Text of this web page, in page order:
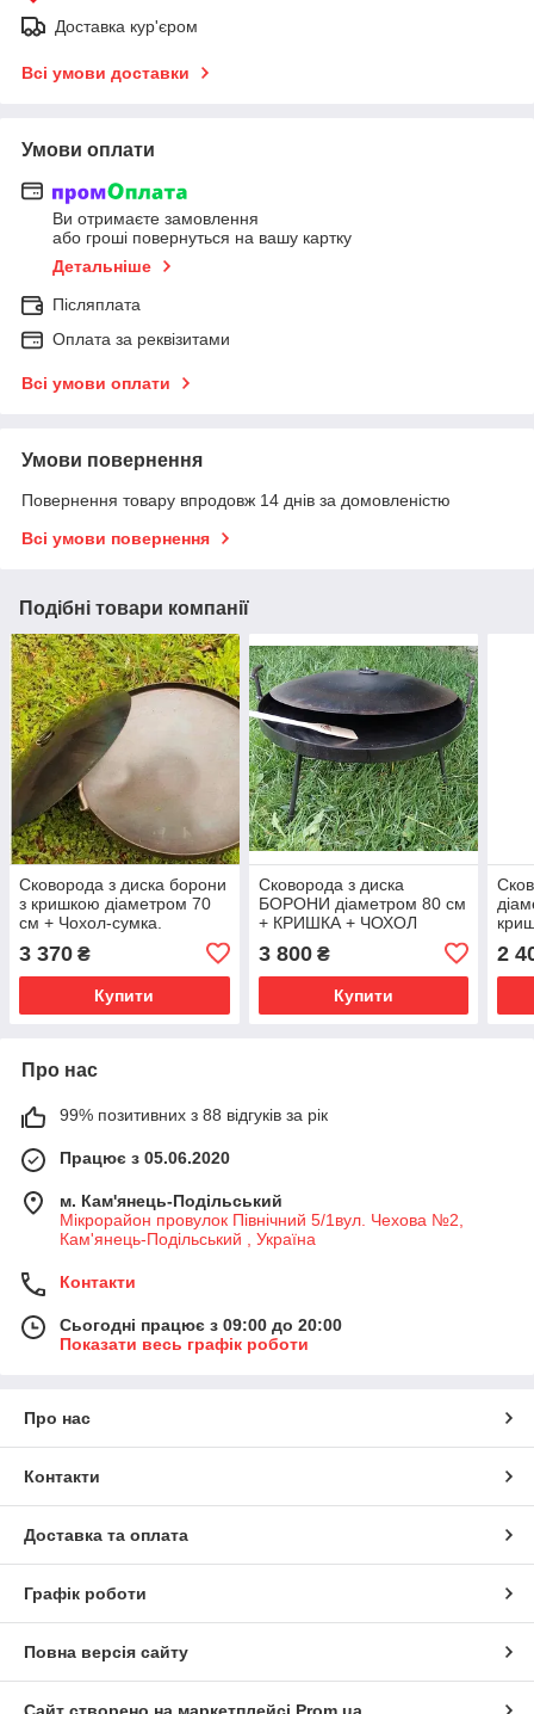
Доставка кур'єром
Всі умови доставки
Умови оплати
Ви отримаєте замовлення
або гроші повернуться на вашу картку
Детальніше
Післяплата
Оплата за реквізитами
Всі умови оплати
Умови повернення
Повернення товару впродовж 14 днів за домовленістю
Всі умови повернення
Подібні товари компанії
Сковорода з диска борони
з кришкою діаметром 70
см + Чохол-сумка.
3 370 ₴
Купити
Сковорода з диска
БОРОНИ діаметром 80 см
+ КРИШКА + ЧОХОЛ
3 800₴
Купити
2
Про нас
99% позитивних з 88 відгуків за рік
Працює з 05.06.2020
м. Кам'янець-Подільський
Мікрорайон провулок Північний 5/1вул. Чехова №2,
Кам'янець-Подільський , Україна
Контакти
Сьогодні працює з 09:00 до 20:00
Показати весь графік роботи
Про нас
Контакти
Доставка та оплата
Графік роботи
Повна версія сайту
Сайт створено на маркетплейсі Prom.ua